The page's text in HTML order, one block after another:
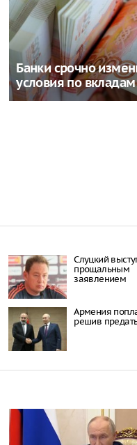
Банки срочно
условия по вкладам
Слуцкий
прощальным
заявлением
Армения
решив